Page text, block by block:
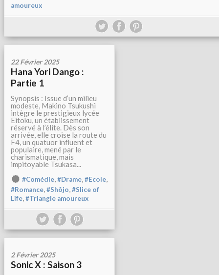
amoureux
22 Février 2025
Hana Yori Dango :
Partie 1
Synopsis : Issue d’un milieu
modeste, Makino Tsukushi
intègre le prestigieux lycée
Eitoku, un établissement
réservé à l’élite. Dès son
arrivée, elle croise la route du
F4, un quatuor influent et
populaire, mené par le
charismatique, mais
impitoyable Tsukasa...
#Comédie,#Drame,#Ecole,
#Romance,#Shôjo,#Slice of
Life,#Triangle amoureux
2 Février 2025
Sonic X : Saison 3